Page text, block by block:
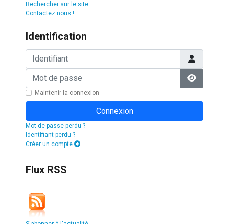
Rechercher sur le site
Contactez nous !
Identification
Identifiant
Mot de passe
Afficher
Maintenir la connexion
Connexion
Mot de passe perdu ?
Identifiant perdu ?
Créer un compte
Flux RSS